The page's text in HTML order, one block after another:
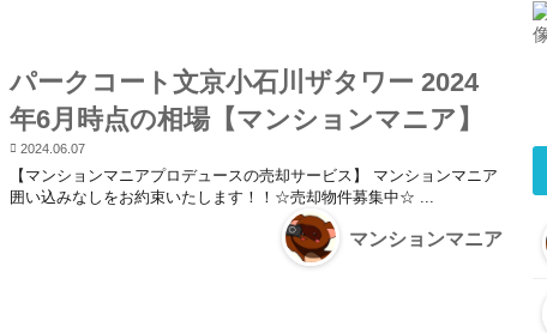
パークコート文京小石川ザタワー 2024
年6月時点の相場【マンションマニア】
2024.06.07
【マンションマニアプロデュースの売却サービス】 マンションマニア
囲い込みなしをお約束いたします！！☆売却物件募集中☆ ...
マンションマニア